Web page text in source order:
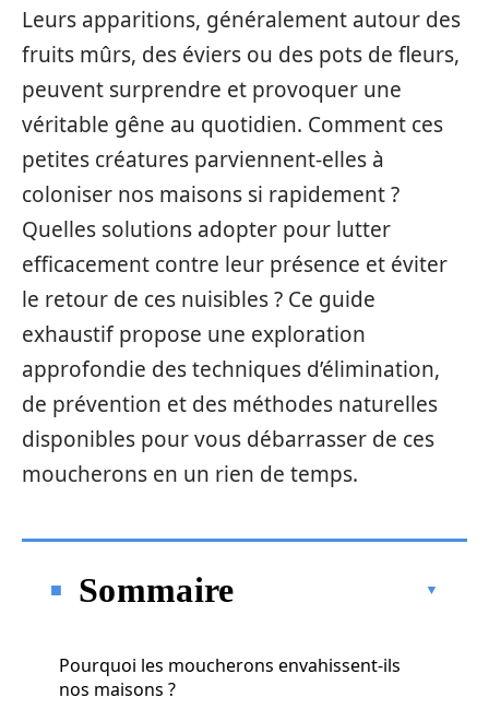
Leurs apparitions, généralement autour des
fruits mûrs, des éviers ou des pots de fleurs,
peuvent surprendre et provoquer une
véritable gêne au quotidien. Comment ces
petites créatures parviennent-elles à
coloniser nos maisons si rapidement ?
Quelles solutions adopter pour lutter
efficacement contre leur présence et éviter
le retour de ces nuisibles ? Ce guide
exhaustif propose une exploration
approfondie des techniques d’élimination,
de prévention et des méthodes naturelles
disponibles pour vous débarrasser de ces
moucherons en un rien de temps.
Sommaire
Pourquoi les moucherons envahissent-ils
nos maisons ?